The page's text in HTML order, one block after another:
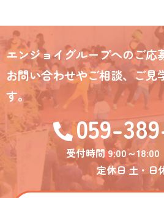
エンジョイグループへのご応
お問い合わせやご相談、ご見
す。
059-
受付時間 9:00～18:00
定休日 土・日